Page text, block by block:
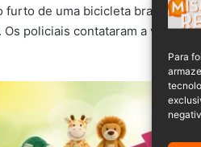
Para
de uma bicicleta branca
policiais contataram a vítima,